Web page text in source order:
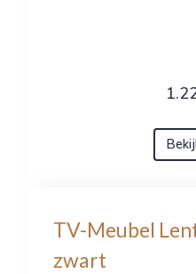
TV-Meubel
zwart